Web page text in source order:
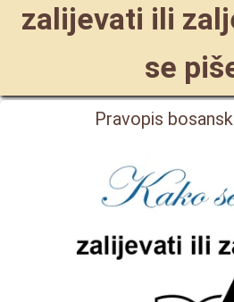
zalijevati ili
se
Pravopis